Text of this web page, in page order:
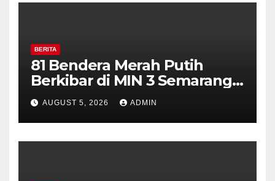
BERITA
81 Bendera Merah Putih
Berkibar di MIN 3 Semarang,
Bhabinkamtibmas Desa
Timpik Hadiri Peringatan
HUT ke-81 Kemerdekaan RI
AUGUST 5, 2026 ADMIN